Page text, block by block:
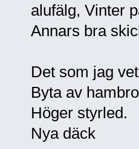
alufälg, Vinter
Annars bra
Det som jag
Byta av
Höger styrled.
Nya däck